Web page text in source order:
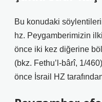
Bu konudaki
hz. Peygamberimizin
önce iki kez diğerine
(bkz. Fethu’l-bârî, 1/
önce İsrail HZ